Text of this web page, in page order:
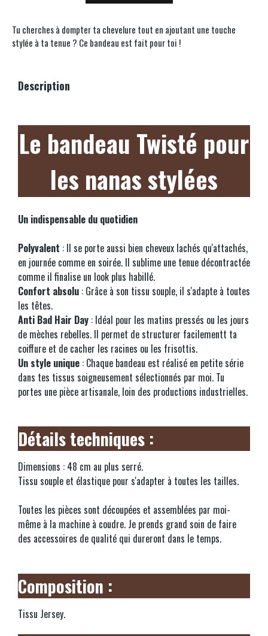
Tu cherches à dompter ta chevelure tout en ajoutant une touche
stylée à ta tenue ? Ce bandeau est fait pour toi !
Description
Le bandeau Twisté pour
les nanas stylées
Un indispensable du quotidien
Polyvalent : Il se porte aussi bien cheveux lachés qu'attachés,
en journée comme en soirée. Il sublime une tenue décontractée
comme il finalise un look plus habillé.
Confort absolu : Grâce à son tissu souple, il s'adapte à toutes
les têtes.
Anti Bad Hair Day : Idéal pour les matins pressés ou les jours
de mèches rebelles. Il permet de structurer facilementt ta
coiffure et de cacher les racines ou les frisottis.
Un style unique : Chaque bandeau est réalisé en petite série
dans tes tissus soigneusement sélectionnés par moi. Tu
portes une pièce artisanale, loin des productions industrielles.
Détails techniques :
Dimensions : 48 cm au plus serré.
Tissu souple et élastique pour s'adapter à toutes les tailles.
Toutes les pièces sont découpées et assemblées par moi-
même à la machine à coudre. Je prends grand soin de faire
des accessoires de qualité qui dureront dans le temps.
Composition :
Tissu Jersey.